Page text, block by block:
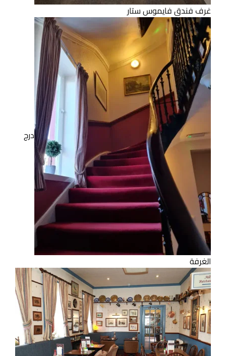
غرف فندق فايموس ستار
درج
الغرفة